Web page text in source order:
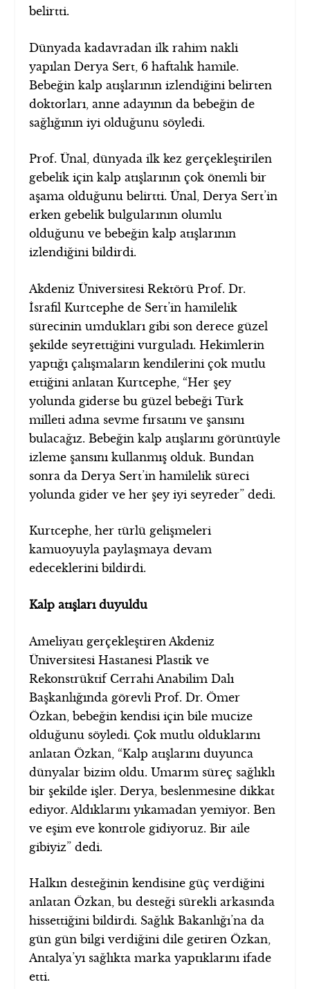
belirtti.
Dünyada kadavradan ilk rahim nakli
yapılan Derya Sert, 6 haftalık hamile.
Bebeğin kalp atışlarının izlendiğini belirten
doktorları, anne adayının da bebeğin de
sağlığının iyi olduğunu söyledi.
Prof. Ünal, dünyada ilk kez gerçekleştirilen
gebelik için kalp atışlarının çok önemli bir
aşama olduğunu belirtti. Ünal, Derya Sert’in
erken gebelik bulgularının olumlu
olduğunu ve bebeğin kalp atışlarının
izlendiğini bildirdi.
Akdeniz Üniversitesi Rektörü Prof. Dr.
İsrafil Kurtcephe de Sert’in hamilelik
sürecinin umdukları gibi son derece güzel
şekilde seyrettiğini vurguladı. Hekimlerin
yaptığı çalışmaların kendilerini çok mutlu
ettiğini anlatan Kurtcephe, “Her şey
yolunda giderse bu güzel bebeği Türk
milleti adına sevme fırsatını ve şansını
bulacağız. Bebeğin kalp atışlarını görüntüyle
izleme şansını kullanmış olduk. Bundan
sonra da Derya Sert’in hamilelik süreci
yolunda gider ve her şey iyi seyreder” dedi.
Kurtcephe, her türlü gelişmeleri
kamuoyuyla paylaşmaya devam
edeceklerini bildirdi.
Kalp atışları duyuldu
Ameliyatı gerçekleştiren Akdeniz
Üniversitesi Hastanesi Plastik ve
Rekonstrüktif Cerrahi Anabilim Dalı
Başkanlığında görevli Prof. Dr. Ömer
Özkan, bebeğin kendisi için bile mucize
olduğunu söyledi. Çok mutlu olduklarını
anlatan Özkan, “Kalp atışlarını duyunca
dünyalar bizim oldu. Umarım süreç sağlıklı
bir şekilde işler. Derya, beslenmesine dikkat
ediyor. Aldıklarını yıkamadan yemiyor. Ben
ve eşim eve kontrole gidiyoruz. Bir aile
gibiyiz” dedi.
Halkın desteğinin kendisine güç verdiğini
anlatan Özkan, bu desteği sürekli arkasında
hissettiğini bildirdi. Sağlık Bakanlığı’na da
gün gün bilgi verdiğini dile getiren Özkan,
Antalya’yı sağlıkta marka yaptıklarını ifade
etti.